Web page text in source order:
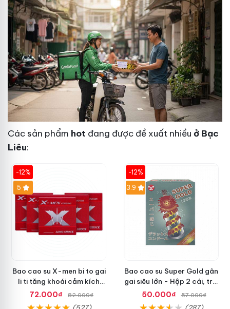
Các sản phẩm hot đang được đề xuất nhiều ở Bạc
Liêu:
-12%
Hot
5
Bao cao su X-men bi to gai
li ti tăng khoái cảm kích
thích hộp 1 cái
72.000₫ 82.000₫
-12%
3.9
Bao cao su Super Gold gân
gai siêu lớn - Hộp 2 cái, trải
nghiệm mới lạ
50.000₫ 57.000₫